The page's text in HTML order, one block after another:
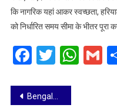
कि नागरिक यहां आकर स्वच्छता,
को निर्धारित समय सीमा के भीतर पूरा
Facebook
Twitter
Post
Bengaluru Torpedoes Outlast Calicut Heroes in PVL Nail-Biter